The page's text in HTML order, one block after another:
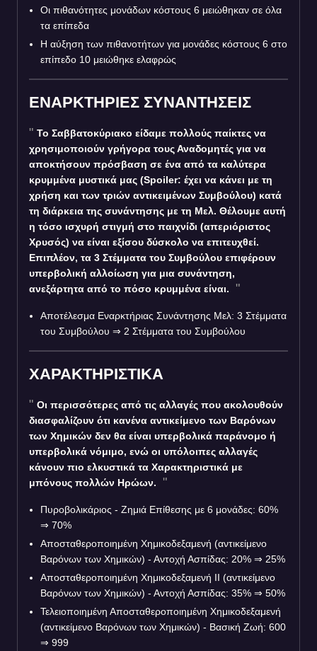
Οι πιθανότητες μονάδων κόστους 6 μειώθηκαν σε όλα
τα επίπεδα
Η αύξηση των πιθανοτήτων για μονάδες κόστους 6 στο
επίπεδο 10 μειώθηκε ελαφρώς
ΕΝΑΡΚΤΗΡΙΕΣ ΣΥΝΑΝΤΗΣΕΙΣ
Το Σαββατοκύριακο είδαμε πολλούς παίκτες να
χρησιμοποιούν γρήγορα τους Αναδομητές για να
αποκτήσουν πρόσβαση σε ένα από τα καλύτερα
κρυμμένα μυστικά μας (Spoiler: έχει να κάνει με τη
χρήση και των τριών αντικειμένων Συμβούλου) κατά
τη διάρκεια της συνάντησης με τη Μελ. Θέλουμε αυτή
η τόσο ισχυρή στιγμή στο παιχνίδι (απεριόριστος
Χρυσός) να είναι εξίσου δύσκολο να επιτευχθεί.
Επιπλέον, τα 3 Στέμματα του Συμβούλου επιφέρουν
υπερβολική αλλοίωση για μια συνάντηση,
ανεξάρτητα από το πόσο κρυμμένα είναι.
Αποτέλεσμα Εναρκτήριας Συνάντησης Μελ: 3 Στέμματα
του Συμβούλου ⇒ 2 Στέμματα του Συμβούλου
ΧΑΡΑΚΤΗΡΙΣΤΙΚΑ
Οι περισσότερες από τις αλλαγές που ακολουθούν
διασφαλίζουν ότι κανένα αντικείμενο των Βαρόνων
των Χημικών δεν θα είναι υπερβολικά παράνομο ή
υπερβολικά νόμιμο, ενώ οι υπόλοιπες αλλαγές
κάνουν πιο ελκυστικά τα Χαρακτηριστικά με
μπόνους πολλών Ηρώων.
Πυροβολικάριος - Ζημιά Επίθεσης με 6 μονάδες: 60%
⇒ 70%
Αποσταθεροποιημένη Χημικοδεξαμενή (αντικείμενο
Βαρόνων των Χημικών) - Αντοχή Ασπίδας: 20% ⇒ 25%
Αποσταθεροποιημένη Χημικοδεξαμενή ΙΙ (αντικείμενο
Βαρόνων των Χημικών) - Αντοχή Ασπίδας: 35% ⇒ 50%
Τελειοποιημένη Αποσταθεροποιημένη Χημικοδεξαμενή
(αντικείμενο Βαρόνων των Χημικών) - Βασική Ζωή: 600
⇒ 999